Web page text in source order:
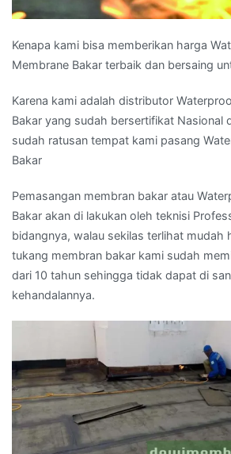
Kenapa kami bisa memberikan harga
Membrane Bakar terbaik dan bersaing
Karena kami adalah distributor
Bakar yang sudah bersertifikat Nasional
sudah ratusan tempat kami pasang
Bakar
Pemasangan membran bakar atau
Bakar akan di lakukan oleh teknisi
bidangnya, walau sekilas terlihat mudah
tukang membran bakar kami sudah
dari 10 tahun sehingga tidak dapat di
kehandalannya.